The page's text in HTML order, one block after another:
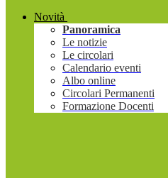
Novità
Panoramica
Le notizie
Le circolari
Calendario eventi
Albo online
Circolari Permanenti
Formazione Docenti